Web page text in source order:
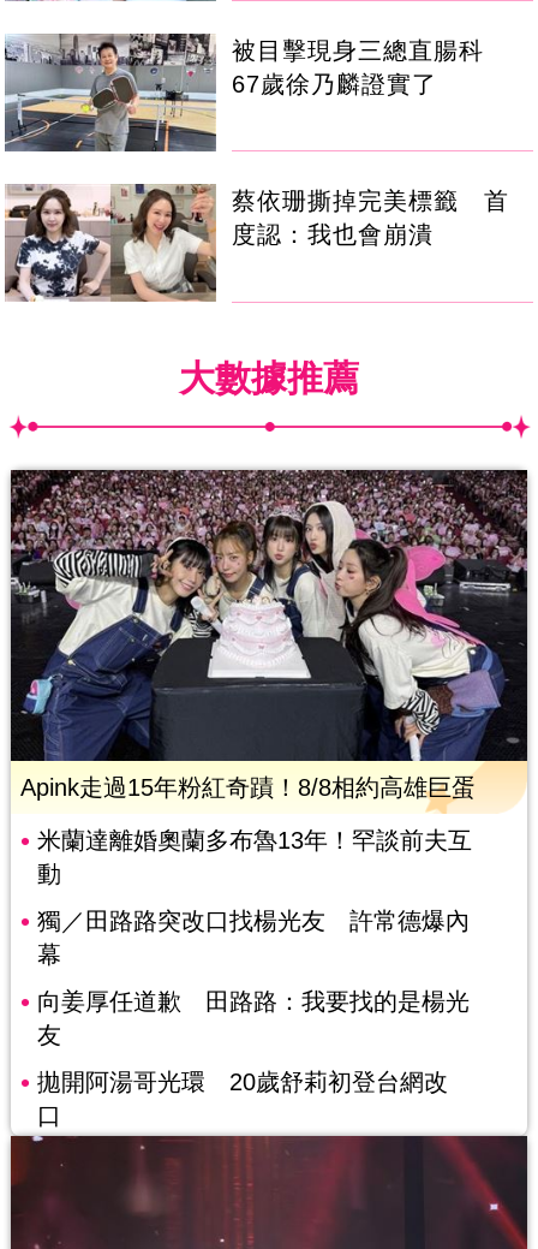
被目擊現身三總直腸科
67歲徐乃麟證實了
蔡依珊撕掉完美標籤 首
度認：我也會崩潰
大數據推薦
Apink走過15年粉紅奇蹟！8/8相約高雄巨蛋
米蘭達離婚奧蘭多布魯13年！罕談前夫互
動
獨／田路路突改口找楊光友 許常德爆內
幕
向姜厚任道歉 田路路：我要找的是楊光
友
拋開阿湯哥光環 20歲舒莉初登台網改
口